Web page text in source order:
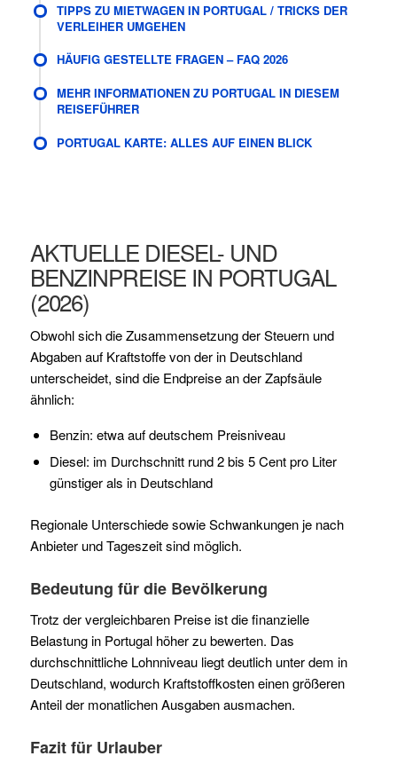
TIPPS ZU MIETWAGEN IN PORTUGAL / TRICKS DER
VERLEIHER UMGEHEN
HÄUFIG GESTELLTE FRAGEN – FAQ 2026
MEHR INFORMATIONEN ZU PORTUGAL IN DIESEM
REISEFÜHRER
PORTUGAL KARTE: ALLES AUF EINEN BLICK
AKTUELLE DIESEL- UND
BENZINPREISE IN PORTUGAL
(2026)
Obwohl sich die Zusammensetzung der Steuern und
Abgaben auf Kraftstoffe von der in Deutschland
unterscheidet, sind die Endpreise an der Zapfsäule
ähnlich:
Benzin: etwa auf deutschem Preisniveau
Diesel: im Durchschnitt rund 2 bis 5 Cent pro Liter
günstiger als in Deutschland
Regionale Unterschiede sowie Schwankungen je nach
Anbieter und Tageszeit sind möglich.
Bedeutung für die Bevölkerung
Trotz der vergleichbaren Preise ist die finanzielle
Belastung in Portugal höher zu bewerten. Das
durchschnittliche Lohnniveau liegt deutlich unter dem in
Deutschland, wodurch Kraftstoffkosten einen größeren
Anteil der monatlichen Ausgaben ausmachen.
Fazit für Urlauber